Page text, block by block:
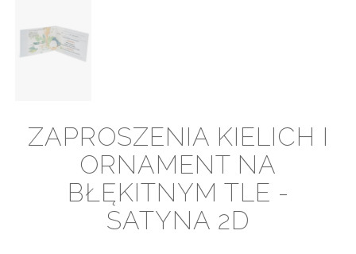
ZAPROSZENIA KIELICH I
ORNAMENT NA
BŁĘKITNYM TLE -
SATYNA 2D